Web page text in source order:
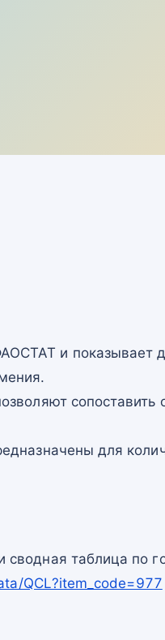
и показывает
сопоставить
для
таблица по
QCL?item_code=977